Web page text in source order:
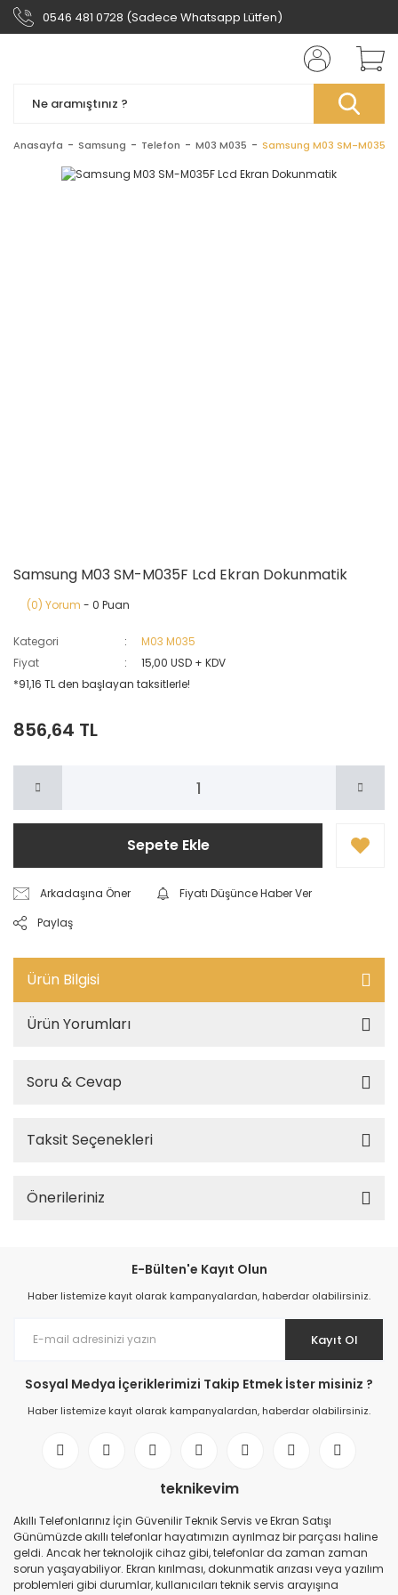
0546 481 0728 (Sadece Whatsapp Lütfen)
Anasayfa Samsung Telefon M03 M035 Samsung M03 SM-M035F
Samsung M03 SM-M035F Lcd Ekran Dokunmatik
(0) Yorum - 0 Puan
Kategori
M03 M035
Fiyat
15,00 USD + KDV
*91,16 TL den başlayan taksitlerle!
856,64 TL
Sepete Ekle
Arkadaşına Öner
Fiyatı Düşünce Haber Ver
Paylaş
Ürün Bilgisi
Ürün Yorumları
Soru & Cevap
Taksit Seçenekleri
Önerileriniz
E-Bülten'e Kayıt Olun
Haber listemize kayıt olarak kampanyalardan, haberdar olabilirsiniz.
Kayıt Ol
Sosyal Medya İçeriklerimizi Takip Etmek İster misiniz ?
Haber listemize kayıt olarak kampanyalardan, haberdar olabilirsiniz.
teknikevim
Akıllı Telefonlarınız İçin Güvenilir Teknik Servis ve Ekran Satışı
Günümüzde akıllı telefonlar hayatımızın ayrılmaz bir parçası haline
geldi. Ancak her teknolojik cihaz gibi, telefonlar da zaman zaman
sorun yaşayabiliyor. Ekran kırılması, dokunmatik arızası veya yazılım
problemleri gibi durumlar, kullanıcıları teknik servis arayışına